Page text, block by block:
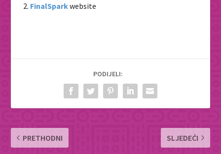
FinalSparkwebsite
PODIJELI:
PRETHODNI SLJEDEĆI